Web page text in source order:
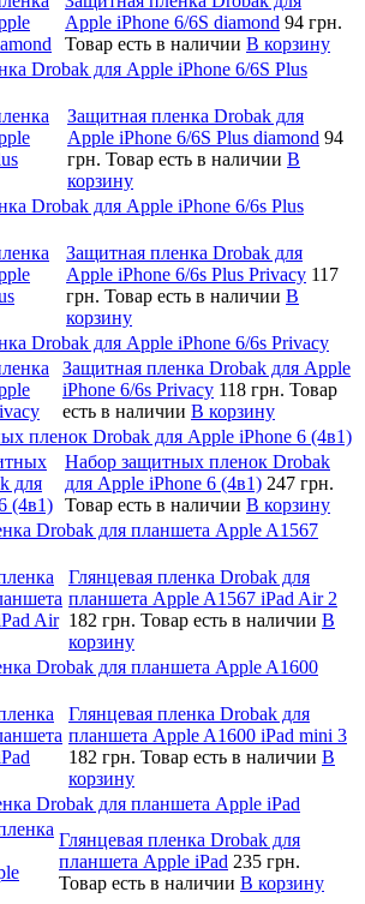
Apple iPhone 6/6S diamond 94 грн.
Товар есть в наличии В корзину
Drobak для Apple iPhone 6/6S Plus
Защитная пленка Drobak для
Apple iPhone 6/6S Plus diamond 94
грн. Товар есть в наличии В
корзину
Drobak для Apple iPhone 6/6s Plus
Защитная пленка Drobak для
Apple iPhone 6/6s Plus Privacy 117
грн. Товар есть в наличии В
корзину
Drobak для Apple iPhone 6/6s Privacy
Защитная пленка Drobak для Apple
iPhone 6/6s Privacy 118 грн. Товар
есть в наличии В корзину
пленок Drobak для Apple iPhone 6 (4в1)
Набор защитных пленок Drobak
для Apple iPhone 6 (4в1) 247 грн.
Товар есть в наличии В корзину
Drobak для планшета Apple A1567
Глянцевая пленка Drobak для
планшета Apple A1567 iPad Air 2
182 грн. Товар есть в наличии В
корзину
Drobak для планшета Apple A1600
Глянцевая пленка Drobak для
планшета Apple A1600 iPad mini 3
182 грн. Товар есть в наличии В
корзину
Drobak для планшета Apple iPad
Глянцевая пленка Drobak для
планшета Apple iPad 235 грн.
Товар есть в наличии В корзину